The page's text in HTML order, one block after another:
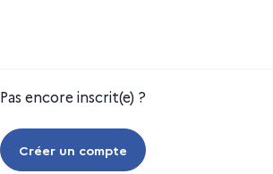
Pas encore inscrit(e) ?
Créer un compte